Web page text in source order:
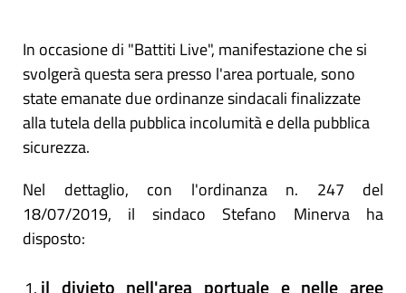
In occasione di "Battiti Live", manifestazione che si
svolgerà questa sera presso l'area portuale, sono
state emanate due ordinanze sindacali finalizzate
alla tutela della pubblica incolumità e della pubblica
sicurezza.
Nel dettaglio, con l'ordinanza n. 247 del
18/07/2019, il sindaco Stefano Minerva ha
disposto:
il divieto nell'area portuale e nelle aree